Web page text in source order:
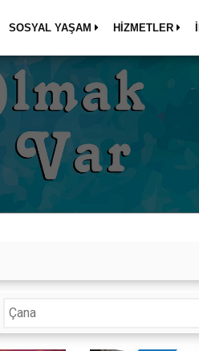
SOSYAL YAŞAM HİZMETLER